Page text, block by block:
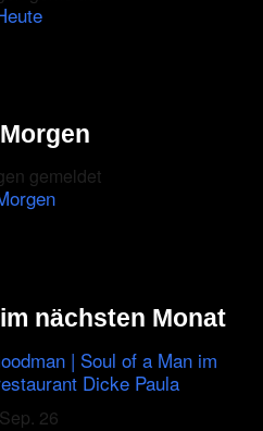
gemeldet
nächsten Monat
| Soul of a Man im
Dicke Paula
26